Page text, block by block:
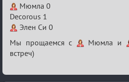
Мюмла 0
Decorous 1
Элен Си 0
Мы прощаемся с
Мюмла и
встреч)